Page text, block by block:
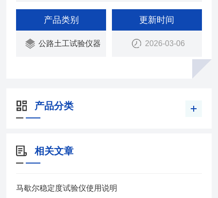
产品类别
公路土工试验仪器
更新时间
2026-03-06
产品分类
相关文章
马歇尔稳定度试验仪使用说明